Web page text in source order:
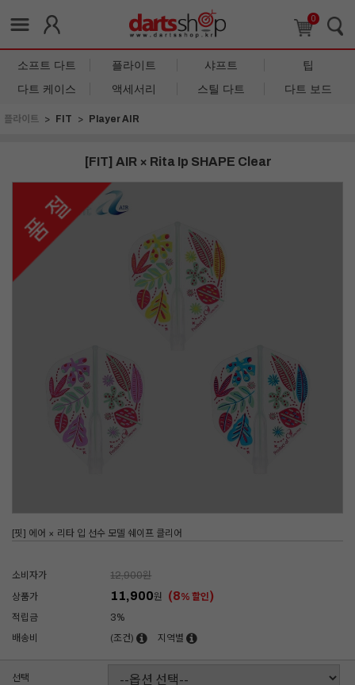
0
소프트 다트 플라이트 샤프트
팁
다트 케이스
액세서리 스틸 다트 다트 보드
플라이트 FIT Player AIR
[FIT] AIR × Rita Ip SHAPE Clear
[핏] 에어 × 리타 입 선수 모델 쉐이프 클리어
소비자가 12,900원
상품가
11,900원 (8% 할인)
적립금
3%
배송비
(조건) 지역별
선택